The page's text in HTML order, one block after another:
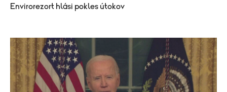
Envirorezort hlási pokles útokov